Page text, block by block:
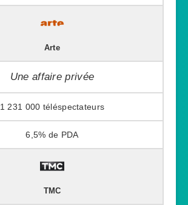
Arte
Une affaire privée
1 231 000
6,5%
TMC